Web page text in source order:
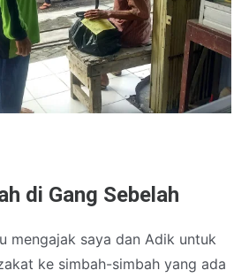
di Gang Sebelah
mengajak saya dan Adik untuk
ke simbah-simbah yang ada